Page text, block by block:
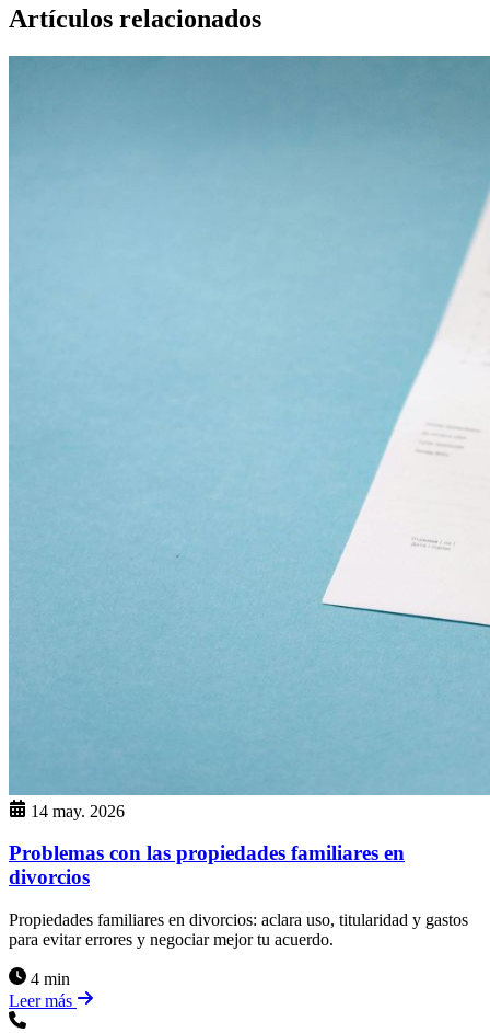
Artículos relacionados
14 may. 2026
Problemas con las propiedades familiares en
divorcios
Propiedades familiares en divorcios: aclara uso, titularidad y gastos
para evitar errores y negociar mejor tu acuerdo.
4 min
Leer más